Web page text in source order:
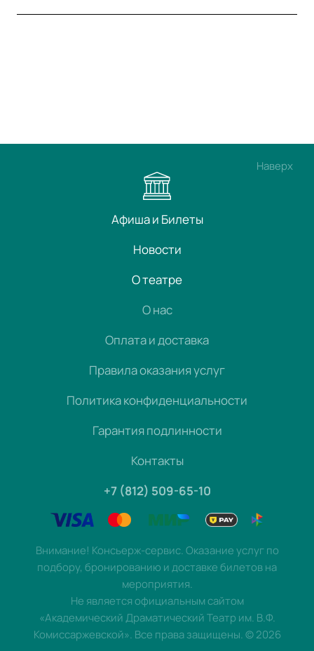
Наверх
Афиша и Билеты
Новости
О театре
О нас
Оплата и доставка
Правила оказания услуг
Политика конфиденциальности
Гарантия подлинности
Контакты
+7 (812) 509-65-10
Внимание! Консьерж-сервис. Оказание услуг по
подбору, бронированию и доставке билетов на
мероприятия.
Не является официальным сайтом
«Академический Драматический Театр им. В.Ф.
Комиссаржевской». Все права защищены.©2026